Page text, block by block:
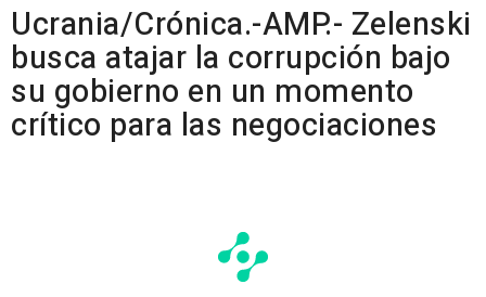
Ucrania/Crónica.-AMP.- Zelenski
busca atajar la corrupción bajo
su gobierno en un momento
crítico para las negociaciones